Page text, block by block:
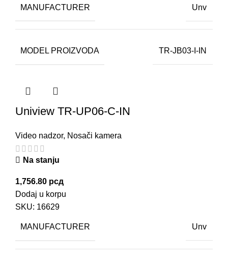
MANUFACTURER Unv
MODEL PROIZVODA TR-JB03-I-IN
Uniview TR-UP06-C-IN
Video nadzor, Nosači kamera
Na stanju
1,756.80 рсд
Dodaj u korpu
SKU: 16629
MANUFACTURER Unv